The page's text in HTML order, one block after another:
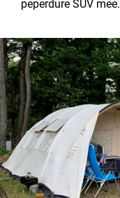
peperdure SUV mee.